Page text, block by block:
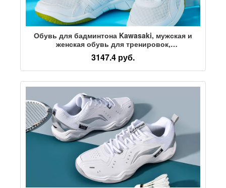
Обувь для бадминтона Kawasaki, мужская и
женская обувь для тренировок,
амортизирующая дышащая профессиональная
спортивная обувь, нескользящая и
износостойкая
3147.4 руб.